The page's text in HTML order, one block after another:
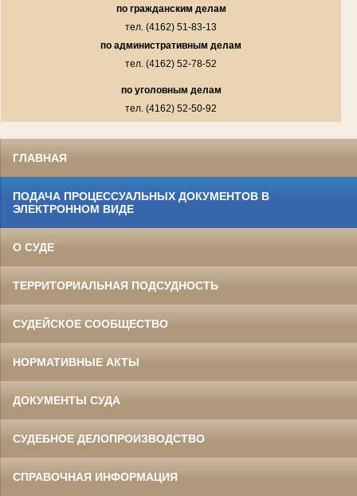
по гражданским делам
тел. (4162) 51-83-13
по административным делам
тел. (4162) 52-78-52
по уголовным делам
тел. (4162) 52-50-92
ГЛАВНАЯ
ПОДАЧА ПРОЦЕССУАЛЬНЫХ ДОКУМЕНТОВ В
ЭЛЕКТРОННОМ ВИДЕ
О СУДЕ
ТЕРРИТОРИАЛЬНАЯ ПОДСУДНОСТЬ
СУДЕЙСКОЕ СООБЩЕСТВО
НОРМАТИВНЫЕ АКТЫ
ДОКУМЕНТЫ СУДА
СУДЕБНОЕ ДЕЛОПРОИЗВОДСТВО
СПРАВОЧНАЯ ИНФОРМАЦИЯ